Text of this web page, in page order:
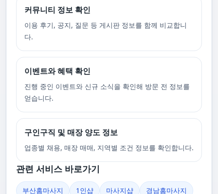
커뮤니티 정보 확인
이용 후기, 공지, 질문 등 게시판 정보를 함께 비교합니
다.
이벤트와 혜택 확인
진행 중인 이벤트와 신규 소식을 확인해 방문 전 정보를
얻습니다.
구인구직 및 매장 양도 정보
업종별 채용, 매장 매매, 지역별 조건 정보를 확인합니다.
관련 서비스 바로가기
부산홈마사지 1인샵 마사지샵
경남홈마사지